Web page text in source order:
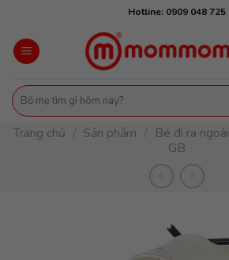
content
Hotline: 0909 048 725
Tìm
kiếm:
Trang chủ / Sản phẩm / Bé đi ra ngoài
GB